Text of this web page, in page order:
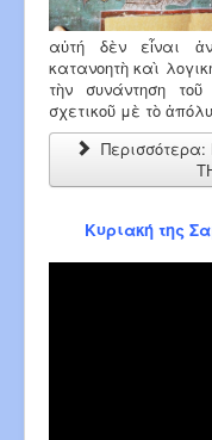
αὐτή δὲν εἶναι
κατανοητὴ καὶ
τὴν συνάντηση
σχετικοῦ μὲ τὸ
Κυριακή της